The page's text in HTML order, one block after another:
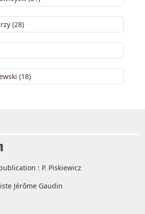
(28)
(18)
: P. Piskiewicz
Jérôme Gaudin